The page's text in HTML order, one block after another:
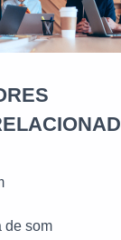
de som